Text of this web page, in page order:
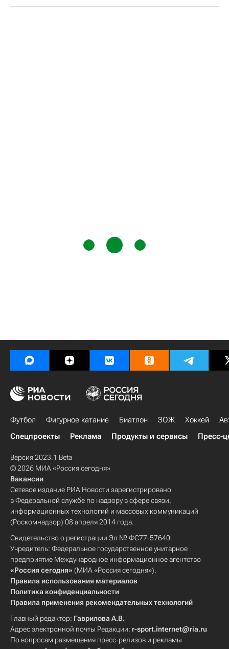
Футбол Фигурное катание Биатлон ЗОЖ Хоккей
Спецпроекты
Реклама Продукты и сервисы Пресс-
Версия 2023.1 Beta
© 2026 МИА «Россия сегодня»
Вакансии
Сетевое издание РИА Новости зарегистрировано
в Федеральной службе по надзору в сфере связи,
информационных технологий и массовых коммуникаций
(Роскомнадзор) 08 апреля 2014 года.
Свидетельство о регистрации Эл № ФС77-57640
Учредитель: Федеральное государственное унитарное
предприятие Международное информационное агентство
«Россия сегодня» (МИА «Россия сегодня»).
Правила использования материалов
Политика конфиденциальности
Правила применения рекомендательных технологий
Главный редактор: Гаврилова А.В.
Адрес электронной почты Редакции: r-sport.internet@ria.ru
По вопросам размещения пресс-релизов и рекламы